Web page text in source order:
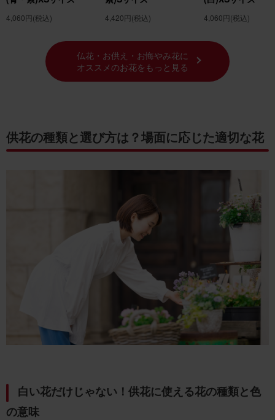
4,060円(税込) 4,420円(税込) 4,060円(税込)
仏花・お供え・お悔やみ花に
オススメのお花をもっと見る
供花の種類と選び方は？場面に応じた適切な花
白い花だけじゃない！供花に使える花の種類と色
の意味